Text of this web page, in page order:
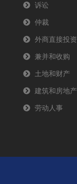
诉讼
仲裁
外商直接投资
兼并和收购
土地和财产
建筑和房地产
劳动人事